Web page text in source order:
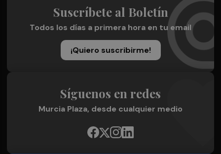
Suscríbete al Boletín
Todos los días a primera hora en tu email
¡Quiero suscribirme!
Síguenos en redes
Murcia Plaza, desde cualquier medio